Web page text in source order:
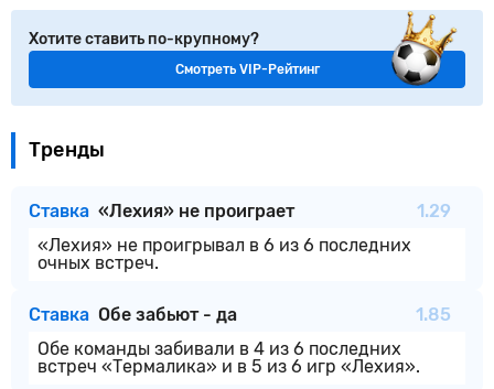
Хотите ставить по-крупному?
Смотреть VIP-Рейтинг
Тренды
Ставка «Лехия» не проиграет
1.29
«Лехия» не проигрывал в 6 из 6 последних
очных встреч.
Ставка Обе забьют - да
1.85
Обе команды забивали в 4 из 6 последних
встреч «Термалика» и в 5 из 6 игр «Лехия».